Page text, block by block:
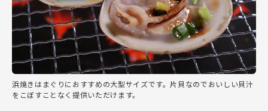
浜焼きはまぐりにおすすめの大型サイズです。片貝なのでおいしい貝汁
をこぼすことなく提供いただけます。